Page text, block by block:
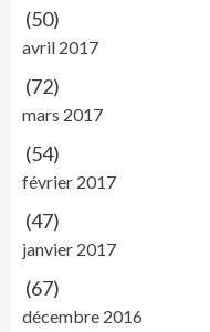
(50)
avril 2017
(72)
mars 2017
(54)
février 2017
(47)
janvier 2017
(67)
décembre 2016